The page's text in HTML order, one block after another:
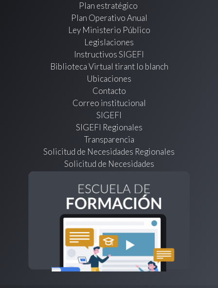
Plan estratégico
Plan Operativo Anual
Ley Ministerio Público
Legislaciones
Instructivos SIGEFI
Biblioteca Virtual tirant lo blanch
Ubicaciones
Contacto
Correo institucional
SIGEFI
SIGEFI Regionales
Transparencia
Solicitud de Necesidades Regionales
Solicitud de Necesidades